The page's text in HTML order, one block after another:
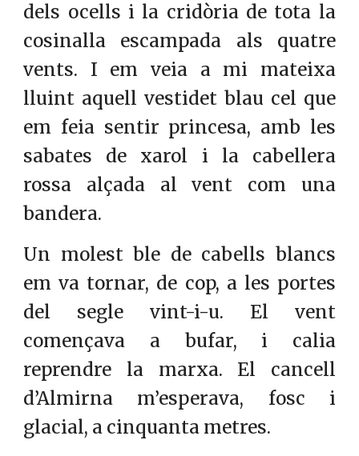
dels ocells i la cridòria de tota la
cosinalla escampada als quatre
vents. I em veia a mi mateixa
lluint aquell vestidet blau cel que
em feia sentir princesa, amb les
sabates de xarol i la cabellera
rossa alçada al vent com una
bandera.
Un molest ble de cabells blancs
em va tornar, de cop, a les portes
del segle vint-i-u. El vent
començava a bufar, i calia
reprendre la marxa. El cancell
d’Almirna m’esperava, fosc i
glacial, a cinquanta metres.